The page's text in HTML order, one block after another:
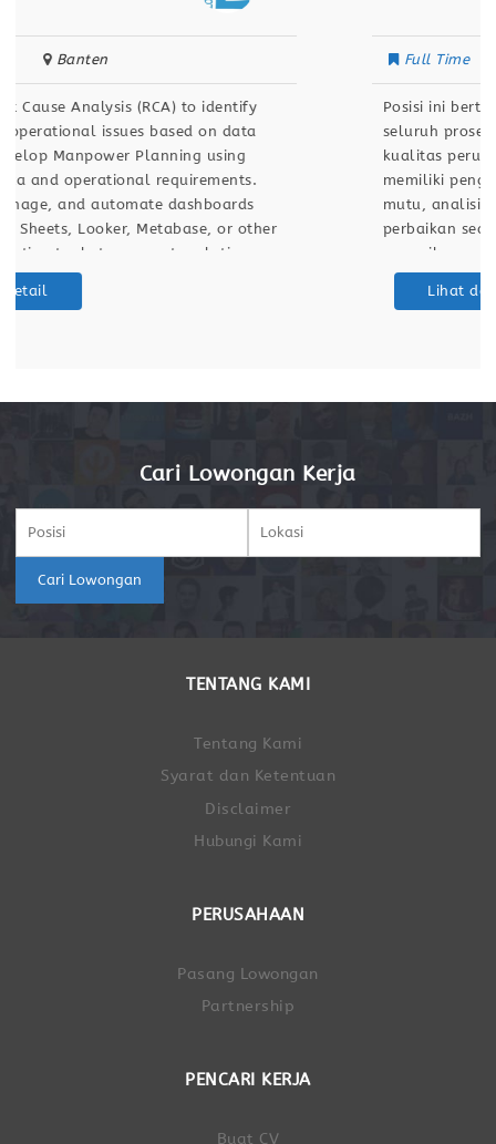
Full Time
Posisi ini bertanggung jawab untuk memastikan
seluruh proses dan hasil kerja memenuhi standar
kualitas perusahaan. Kandidat yang ideal
memiliki pengalaman dalam audit, inspeksi
mutu, analisis temuan, dan tindak lanjut
perbaikan secara konsisten. Melakukan
pemeriksaan kualitas terhadap proses, material,
dan hasil akhir sesuai standar perusahaan.
Cari Lowongan Kerja
Cari Lowongan
TENTANG KAMI
Tentang Kami
Syarat dan Ketentuan
Disclaimer
Hubungi Kami
PERUSAHAAN
Pasang Lowongan
Partnership
PENCARI KERJA
Buat CV